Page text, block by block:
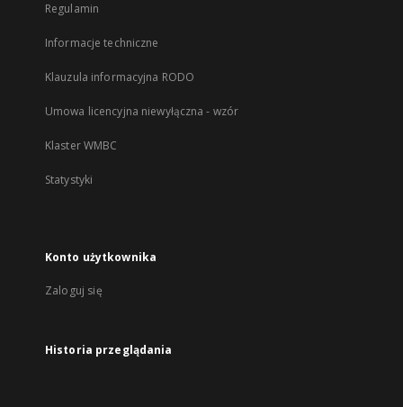
Regulamin
Informacje techniczne
Klauzula informacyjna RODO
Umowa licencyjna niewyłączna - wzór
Klaster WMBC
Statystyki
Konto użytkownika
Zaloguj się
Historia przeglądania